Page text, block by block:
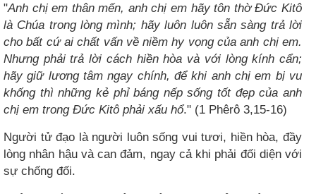
"Anh chị em thân mến, anh chị em hãy tôn thờ Đức Kitô
là Chúa trong lòng mình; hãy luôn luôn sẵn sàng trả lời
cho bất cứ ai chất vấn về niềm hy vọng của anh chị em.
Nhưng phải trả lời cách hiền hòa và với lòng kính cẩn;
hãy giữ lương tâm ngay chính, để khi anh chị em bị vu
khống thì những kẻ phỉ báng nếp sống tốt đẹp của anh
chị em trong Đức Kitô phải xấu hổ." (1 Phêrô 3,15-16)
Người tử đạo là người luôn sống vui tươi, hiền hòa, đầy
lòng nhân hậu và can đảm, ngay cả khi phải đối diện với
sự chống đối.